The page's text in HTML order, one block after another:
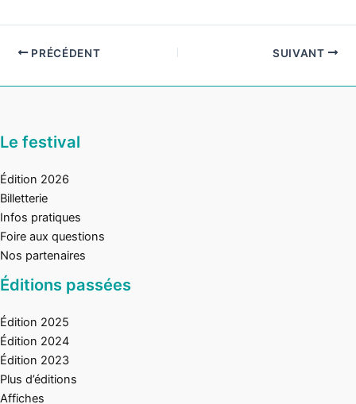
PRÉCÉDENT SUIVANT
Le festival
Édition 2026
Billetterie
Infos pratiques
Foire aux questions
Nos partenaires
Éditions passées
Édition 2025
Édition 2024
Édition 2023
Plus d’éditions
Affiches